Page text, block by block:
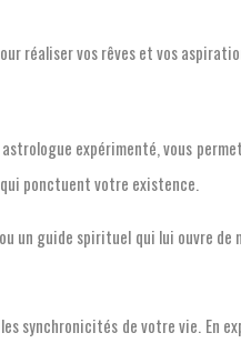
réaliser vos rêves et vos
expérimenté, vous
ponctuent votre existence.
guide spirituel qui lui ouvre
synchronicités de votre vie. En